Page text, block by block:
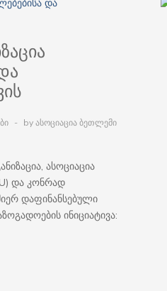
by ასოციაცია ბეთლემი
ასოციაცია
და კონრად
დაფინანსებული
ინიციატივა: